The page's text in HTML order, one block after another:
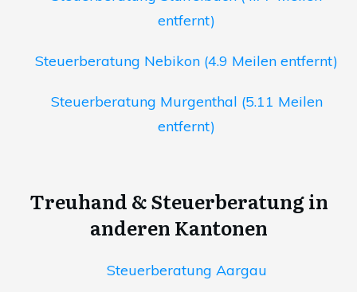
entfernt)
Steuerberatung Nebikon (4.9 Meilen entfernt)
Steuerberatung Murgenthal (5.11 Meilen
entfernt)
Treuhand & Steuerberatung in
anderen Kantonen
Steuerberatung Aargau